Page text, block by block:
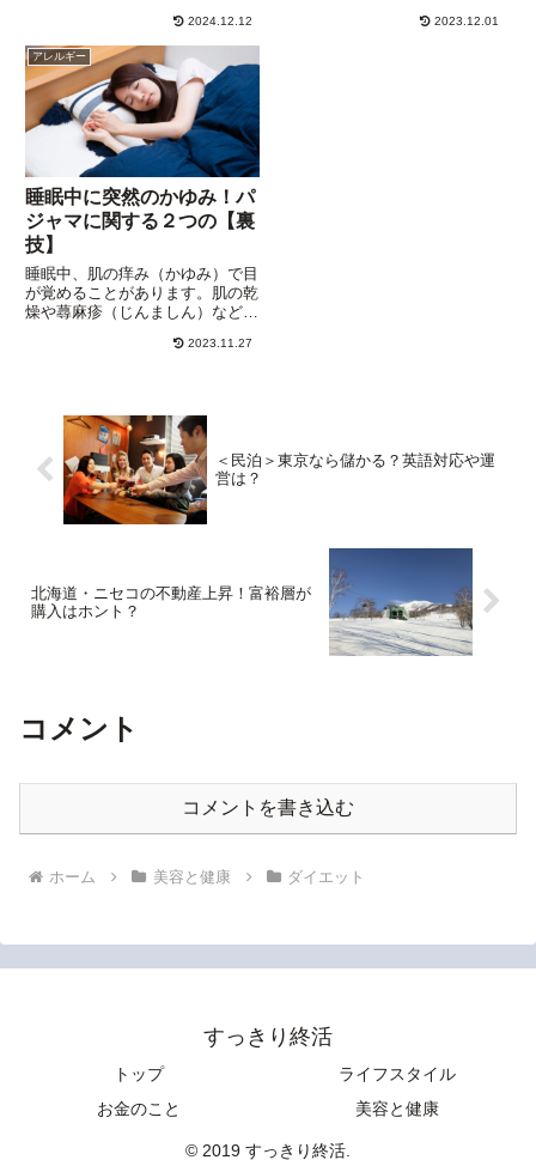
横目で見て、丸まった背中に愕
然！そこで思いだしたのが、「ぶ
ら下がり健康器」。1970年代
に...
2024.12.12
れています。L-テアニンの特徴
2023.12.01
アレルギー
睡眠中に突然のかゆみ！パ
ジャマに関する２つの【裏
技】
睡眠中、肌の痒み（かゆみ）で目
が覚めることがあります。肌の乾
燥や蕁麻疹（じんましん）などの
ことも。”掻いちゃダメ”とわかっ
2023.11.27
＜民泊＞東京なら儲かる？英語対応や運
営は？
北海道・ニセコの不動産上昇！富裕層が
購入はホント？
コメント
コメントを書き込む
ホーム 美容と健康 ダイエット
すっきり終活
トップ
ライフスタイル
お金のこと
美容と健康
© 2019 すっきり終活.